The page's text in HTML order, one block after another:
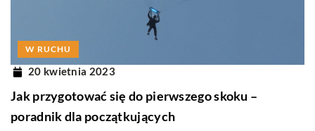
W RUCHU
20 kwietnia 2023
Jak przygotować się do pierwszego skoku –
poradnik dla początkujących